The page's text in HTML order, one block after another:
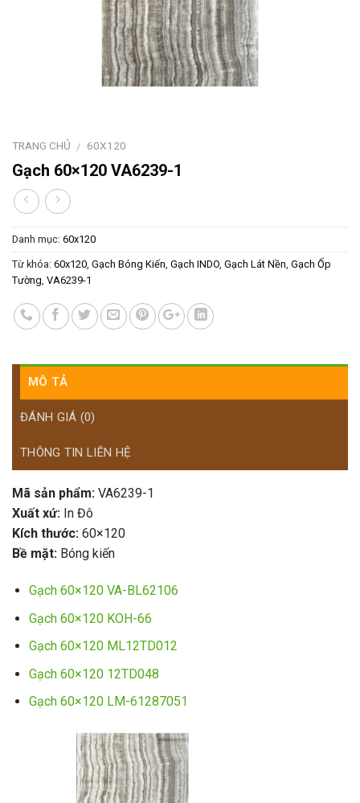
TRANG CHỦ / 60X120
Gạch 60×120 VA6239-1
Danh mục: 60x120
Từ khóa: 60x120, Gạch Bóng Kiến, Gạch INDO, Gạch Lát Nền, Gạch Ốp
Tường, VA6239-1
MÔ TẢ
ĐÁNH GIÁ (0)
THÔNG TIN LIÊN HỆ
Mã sản phẩm: VA6239-1
Xuất xứ: In Đô
Kích thước: 60×120
Bề mặt: Bóng kiến
Gạch 60×120 VA-BL62106
Gạch 60×120 KOH-66
Gạch 60×120 ML12TD012
Gạch 60×120 12TD048
Gạch 60×120 LM-61287051